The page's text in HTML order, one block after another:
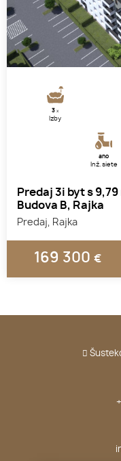
3x
Izby
áno
Inž. siete
Predaj 3i byt s
Budova B, Rajka
Predaj, Rajka
169 300 €